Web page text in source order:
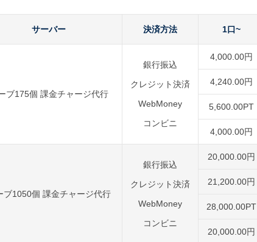
サーバー 決済方法 1口~
ブ175個 課金チャージ代行
銀行振込
クレジット決済
WebMoney
コンビニ
4,000.00円
4,240.00円
5,600.00PT
4,000.00円
ブ1050個 課金チャージ代行
銀行振込
クレジット決済
WebMoney
コンビニ
20,000.00円
21,200.00円
28,000.00PT
20,000.00円